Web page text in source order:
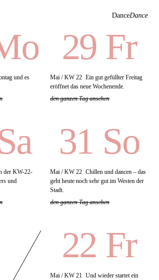
DanceDance
29 Fr
Mai / KW 22 Ein gut gefüllter Freitag
eröffnet das neue Wochenende.
den ganzen Tag ansehen
und es
31 So
Mai / KW 22 Chillen und dancen – das
geht heute noch sehr gut im Westen der
Stadt.
den ganzen Tag ansehen
der KW-22-
und
22 Fr
Mai / KW 21 Und wieder startet ein